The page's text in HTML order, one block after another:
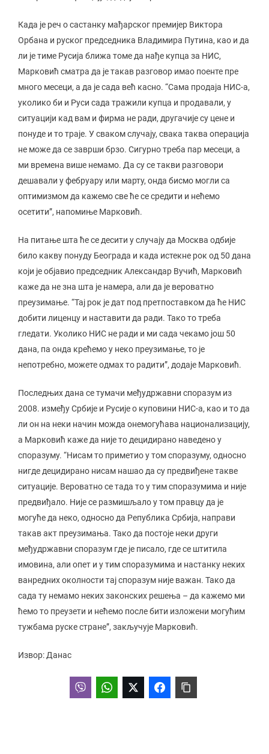
Када је реч о састанку мађарског премијер Виктора
Орбана и руског председника Владимира Путина, као и да
ли је тиме Русија ближа томе да нађе купца за НИС,
Марковић сматра да је такав разговор имао поенте пре
много месеци, а да је сада већ касно. “Сама продаја НИС-а,
уколико би и Руси сада тражили купца и продавали, у
ситуацији кад вам и фирма не ради, другачије су цене и
понуде и то траје. У сваком случају, свака таква операција
не може да се заврши брзо. Сигурно треба пар месеци, а
ми времена више немамо. Да су се такви разговори
дешавали у фебруару или марту, онда бисмо могли са
оптимизмом да кажемо све ће се средити и нећемо
осетити”, напомиње Марковић.
На питање шта ће се десити у случају да Москва одбије
било какву понуду Београда и када истекне рок од 50 дана
који је објавио председник Александар Вучић, Марковић
каже да не зна шта је намера, али да је вероватно
преузимање. “Тај рок је дат под претпоставком да ће НИС
добити лиценцу и наставити да ради. Тако то треба
гледати. Уколико НИС не ради и ми сада чекамо још 50
дана, па онда крећемо у неко преузимање, то је
непотребно, можете одмах то радити”, додаје Марковић.
Последњих дана се тумачи међудржавни споразум из
2008. између Србије и Русије о куповини НИС-а, као и то да
ли он на неки начин можда онемогућава национализацију,
а Марковић каже да није то децидирано наведено у
споразуму. “Нисам то приметио у том споразуму, односно
нигде децидирано нисам нашао да су предвиђене такве
ситуације. Вероватно се тада то у тим споразумима и није
предвиђало. Није се размишљало у том правцу да је
могуће да неко, односно да Република Србија, направи
такав акт преузимања. Тако да постоје неки други
међудржавни споразум где је писало, где се штитила
имовина, али опет и у тим споразумима и настанку неких
ванредних околности тај споразум није важан. Тако да
сада ту немамо неких законских решења – да кажемо ми
ћемо то преузети и нећемо после бити изложени могућим
тужбама руске стране”, закључује Марковић.
Извор: Данас